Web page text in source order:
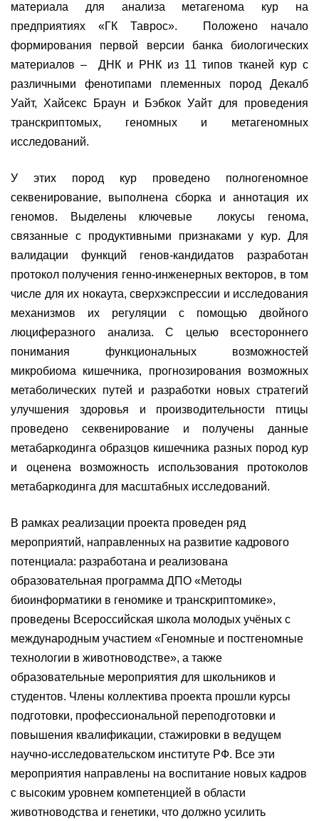
материала для анализа метагенома кур на
предприятиях «ГК Таврос». Положено начало
формирования первой версии банка биологических
материалов – ДНК и РНК из 11 типов тканей кур с
различными фенотипами племенных пород Декалб
Уайт, Хайсекс Браун и Бэбкок Уайт для проведения
транскриптомых, геномных и метагеномных
исследований.
У этих пород кур проведено полногеномное
секвенирование, выполнена сборка и аннотация их
геномов. Выделены ключевые локусы генома,
связанные с продуктивными признаками у кур. Для
валидации функций генов-кандидатов разработан
протокол получения генно-инженерных векторов, в том
числе для их нокаута, сверхэкспрессии и исследования
механизмов их регуляции с помощью двойного
люциферазного анализа. С целью всестороннего
понимания функциональных возможностей
микробиома кишечника, прогнозирования возможных
метаболических путей и разработки новых стратегий
улучшения здоровья и производительности птицы
проведено секвенирование и получены данные
метабаркодинга образцов кишечника разных пород кур
и оценена возможность использования протоколов
метабаркодинга для масштабных исследований.
В рамках реализации проекта проведен ряд
мероприятий, направленных на развитие кадрового
потенциала: разработана и реализована
образовательная программа ДПО «Методы
биоинформатики в геномике и транскриптомике»,
проведены Всероссийская школа молодых учёных с
международным участием «Геномные и постгеномные
технологии в животноводстве», а также
образовательные мероприятия для школьников и
студентов. Члены коллектива проекта прошли курсы
подготовки, профессиональной переподготовки и
повышения квалификации, стажировки в ведущем
научно-исследовательском институте РФ. Все эти
мероприятия направлены на воспитание новых кадров
с высоким уровнем компетенцией в области
животноводства и генетики, что должно усилить